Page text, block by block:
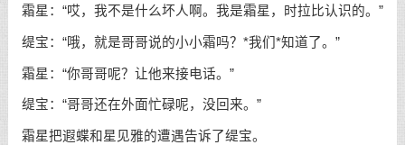
霜星：“哎，我不是什么坏人啊。我是霜星，时拉比认识的。”
缇宝：“哦，就是哥哥说的小小霜吗？*我们*知道了。”
霜星：“你哥哥呢？让他来接电话。”
缇宝：“哥哥还在外面忙碌呢，没回来。”
霜星把遐蝶和星见雅的遭遇告诉了缇宝。